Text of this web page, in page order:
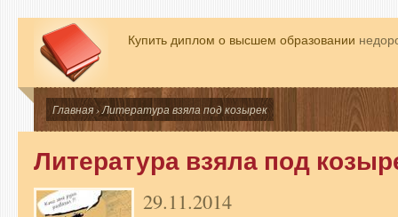
Купить диплом о высшем образовании
Главная› Литература взяла под козырек
Литература взяла под
29.11.2014